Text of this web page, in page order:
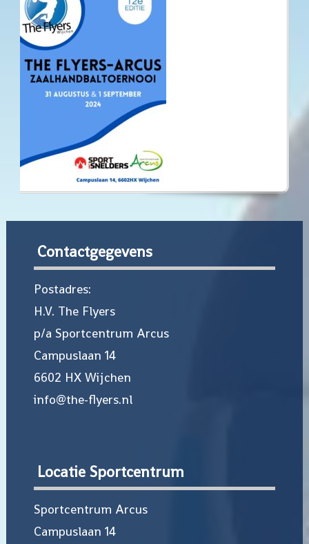
Contactgegevens
Postadres:
H.V. The Flyers
p/a Sportcentrum Arcus
Campuslaan 14
6602 HX Wijchen
info@the-flyers.nl
Locatie Sportcentrum
Sportcentrum Arcus
Campuslaan 14